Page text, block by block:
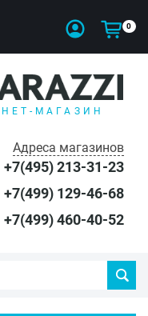
0
МАГАЗИН
Адреса магазинов
+7(495) 213-31-23
+7(499) 129-46-68
+7(499) 460-40-52